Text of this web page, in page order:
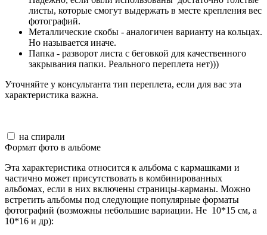
листы, которые смогут выдержать в месте крепления вес
фотографий.
Металлические скобы - аналогичен варианту на кольцах.
Но называется иначе.
Папка - разворот листа с беговкой для качественного
закрывания папки. Реального переплета нет)))
Уточняйте у консультанта тип переплета, если для вас эта
характеристика важна.
на спирали
Формат фото в альбоме
Эта характеристика относится к альбома с кармашками и
частично может присутствовать в комбинированных
альбомах, если в них включены страницы-карманы. Можно
встретить альбомы под следующие популярные форматы
фотографий (возможны небольшие вариации. Не 10*15 см, а
10*16 и др):